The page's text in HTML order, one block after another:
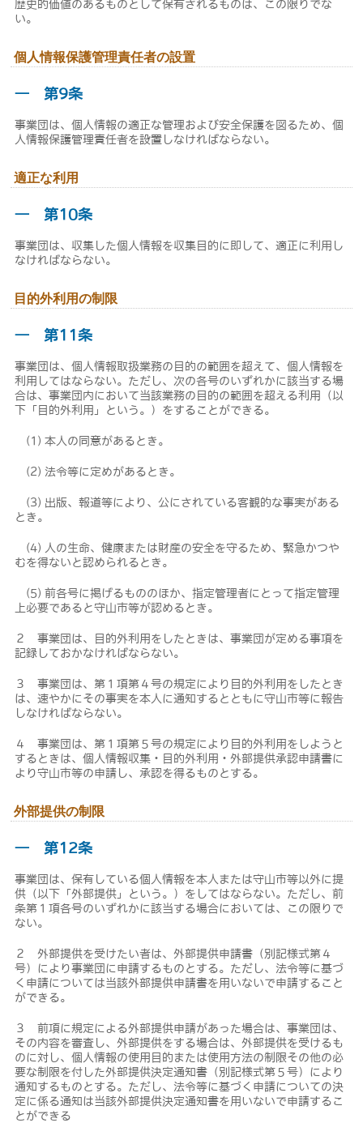
歴史的価値のあるものとして保有されるものは、この限りでな
い。
個人情報保護管理責任者の設置
― 第9条
事業団は、個人情報の適正な管理および安全保護を図るため、個
人情報保護管理責任者を設置しなければならない。
適正な利用
― 第10条
事業団は、収集した個人情報を収集目的に即して、適正に利用し
なければならない。
目的外利用の制限
― 第11条
事業団は、個人情報取扱業務の目的の範囲を超えて、個人情報を
利用してはならない。ただし、次の各号のいずれかに該当する場
合は、事業団内において当該業務の目的の範囲を超える利用（以
下「目的外利用」という。）をすることができる。
(1) 本人の同意があるとき。
(2) 法令等に定めがあるとき。
(3) 出版、報道等により、公にされている客観的な事実がある
とき。
(4) 人の生命、健康または財産の安全を守るため、緊急かつや
むを得ないと認められるとき。
(5) 前各号に掲げるもののほか、指定管理者にとって指定管理
上必要であると守山市等が認めるとき。
２ 事業団は、目的外利用をしたときは、事業団が定める事項を
記録しておかなければならない。
３ 事業団は、第１項第４号の規定により目的外利用をしたとき
は、速やかにその事実を本人に通知するとともに守山市等に報告
しなければならない。
４ 事業団は、第１項第５号の規定により目的外利用をしようと
するときは、個人情報収集・目的外利用・外部提供承認申請書に
より守山市等の申請し、承認を得るものとする。
外部提供の制限
― 第12条
事業団は、保有している個人情報を本人または守山市等以外に提
供（以下「外部提供」という。）をしてはならない。ただし、前
条第１項各号のいずれかに該当する場合においては、この限りで
ない。
２ 外部提供を受けたい者は、外部提供申請書（別記様式第４
号）により事業団に申請するものとする。ただし、法令等に基づ
く申請については当該外部提供申請書を用いないで申請すること
ができる。
３ 前項に規定による外部提供申請があった場合は、事業団は、
その内容を審査し、外部提供をする場合は、外部提供を受けるも
のに対し、個人情報の使用目的または使用方法の制限その他の必
要な制限を付した外部提供決定通知書（別記様式第５号）により
通知するものとする。ただし、法令等に基づく申請についての決
定に係る通知は当該外部提供決定通知書を用いないで申請するこ
とができる